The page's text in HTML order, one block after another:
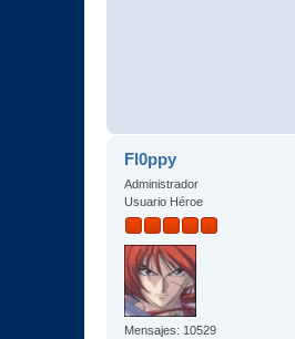
Fl0ppy
Administrador
Usuario Héroe
Mensajes: 10529